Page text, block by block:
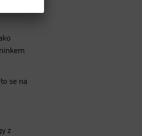
se na
z